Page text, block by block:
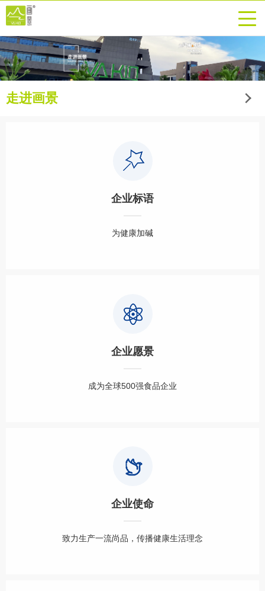
走进画景
企业标语
为健康加碱
企业愿景
成为全球500强食品企业
企业使命
致力生产一流尚品，传播健康生活理念